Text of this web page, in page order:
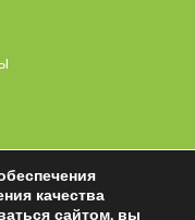
качества
сайтом, вы